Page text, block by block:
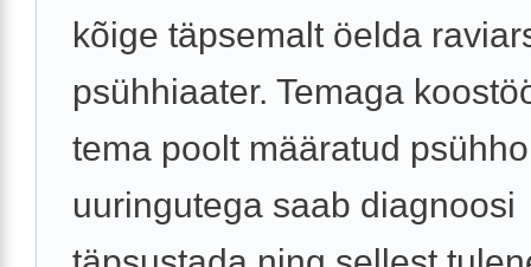
kõige täpsemalt öelda
psühhiaater. Temaga
tema poolt määratud
uuringutega saab diagnoosi